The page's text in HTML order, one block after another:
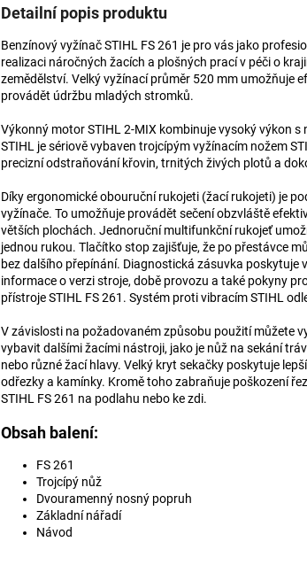
Detailní popis produktu
Benzínový vyžínač STIHL FS 261 je pro vás jako
realizaci náročných žacích a plošných prací v péči o
zemědělství. Velký vyžínací průměr 520 mm umožňuje
provádět údržbu mladých stromků.
Výkonný motor STIHL 2-MIX kombinuje vysoký výkon
STIHL je sériově vybaven trojcípým vyžínacím nožem
precizní odstraňování křovin, trnitých živých plotů a
Díky ergonomické obouruční rukojeti (žací rukojeti) je
vyžínače. To umožňuje provádět sečení obzvláště
větších plochách. Jednoruční multifunkční rukojeť
jednou rukou. Tlačítko stop zajišťuje, že po přestávce
bez dalšího přepínání. Diagnostická zásuvka poskytuje
informace o verzi stroje, době provozu a také pokyny
přístroje STIHL FS 261. Systém proti vibracím STIHL
V závislosti na požadovaném způsobu použití můžete
vybavit dalšími žacími nástroji, jako je nůž na sekání
nebo různé žací hlavy. Velký kryt sekačky poskytuje
odřezky a kamínky. Kromě toho zabraňuje poškození
STIHL FS 261 na podlahu nebo ke zdi.
Obsah balení:
FS 261
Trojcípý nůž
Dvouramenný nosný popruh
Základní nářadí
Návod